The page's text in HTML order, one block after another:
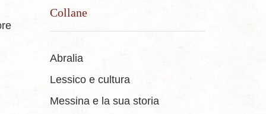
Collane
Abralia
Lessico e cultura
Messina e la sua storia